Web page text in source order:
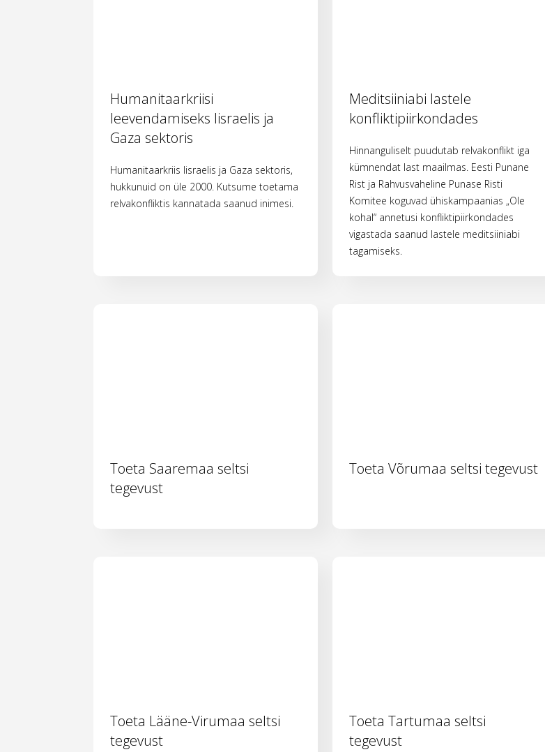
Humanitaarkriisi
leevendamiseks Iisraelis ja
Gaza sektoris
Humanitaarkriis Iisraelis ja Gaza sektoris,
hukkunuid on üle 2000. Kutsume toetama
relvakonfliktis kannatada saanud inimesi.
Meditsiiniabi lastele
konfliktipiirkondades
Hinnanguliselt puudutab relvakonflikt iga
kümnendat last maailmas. Eesti Punane
Rist ja Rahvusvaheline Punase Risti
Komitee koguvad ühiskampaanias „Ole
kohal“ annetusi konfliktipiirkondades
vigastada saanud lastele meditsiiniabi
tagamiseks.
Toeta Saaremaa seltsi
tegevust
Toeta Võrumaa seltsi tegevust
Toeta Lääne-Virumaa seltsi
tegevust
Toeta Tartumaa seltsi
tegevust